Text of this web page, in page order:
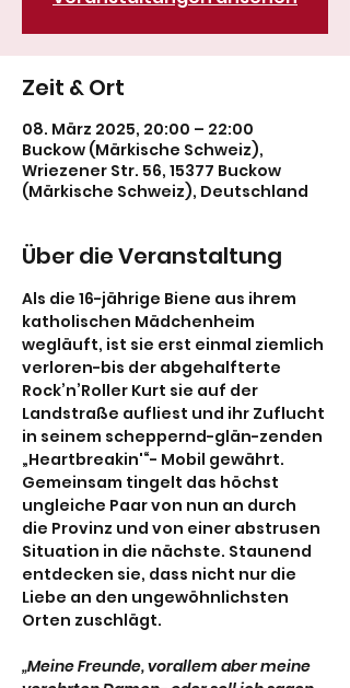
Zeit & Ort
08. März 2025, 20:00 – 22:00
Buckow (Märkische Schweiz),
Wriezener Str. 56, 15377 Buckow
(Märkische Schweiz), Deutschland
Über die Veranstaltung
Als die 16-jährige Biene aus ihrem
katholischen Mädchenheim
wegläuft, ist sie erst einmal ziemlich
verloren-bis der abgehalfterte
Rock’n’Roller Kurt sie auf der
Landstraße aufliest und ihr Zuflucht
in seinem scheppernd-glän-zenden
„Heartbreakin'“- Mobil gewährt.
Gemeinsam tingelt das höchst
ungleiche Paar von nun an durch
die Provinz und von einer abstrusen
Situation in die nächste. Staunend
entdecken sie, dass nicht nur die
Liebe an den ungewöhnlichsten
Orten zuschlägt.
„Meine Freunde, vorallem aber meine